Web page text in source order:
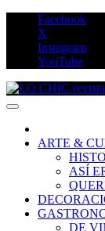
contenido
Facebook
X
Instagram
YouTube
ARTE &
ASÍ
DE